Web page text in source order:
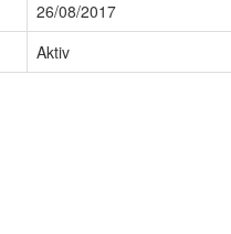
26/08/2017
Aktiv